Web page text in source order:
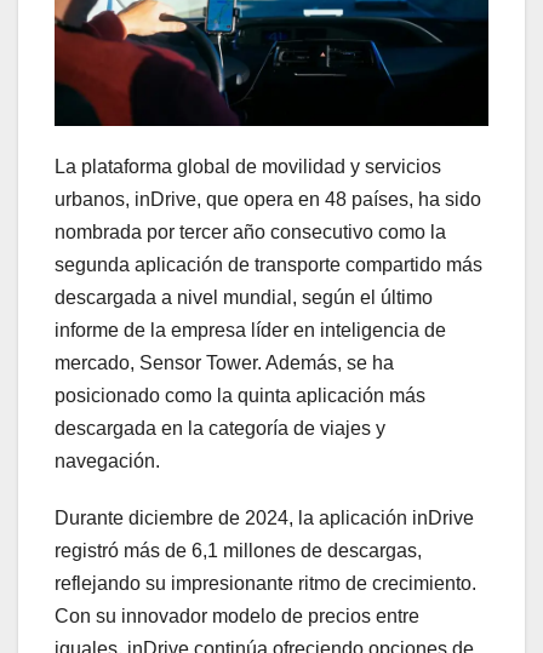
La plataforma global de movilidad y servicios
urbanos, inDrive, que opera en 48 países, ha sido
nombrada por tercer año consecutivo como la
segunda aplicación de transporte compartido más
descargada a nivel mundial, según el último
informe de la empresa líder en inteligencia de
mercado, Sensor Tower. Además, se ha
posicionado como la quinta aplicación más
descargada en la categoría de viajes y
navegación.
Durante diciembre de 2024, la aplicación inDrive
registró más de 6,1 millones de descargas,
reflejando su impresionante ritmo de crecimiento.
Con su innovador modelo de precios entre